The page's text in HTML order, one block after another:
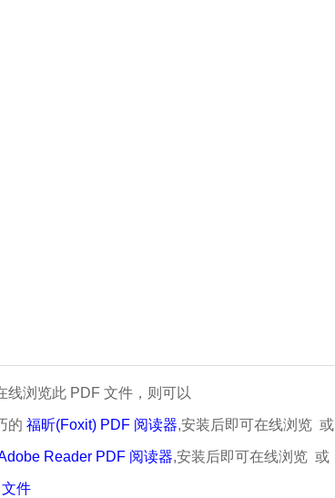
线浏览此 PDF 文件，则可以
的 福昕(Foxit) PDF 阅读器,安装后即可在线浏览 或
Reader PDF 阅读器,安装后即可在线浏览 或
件